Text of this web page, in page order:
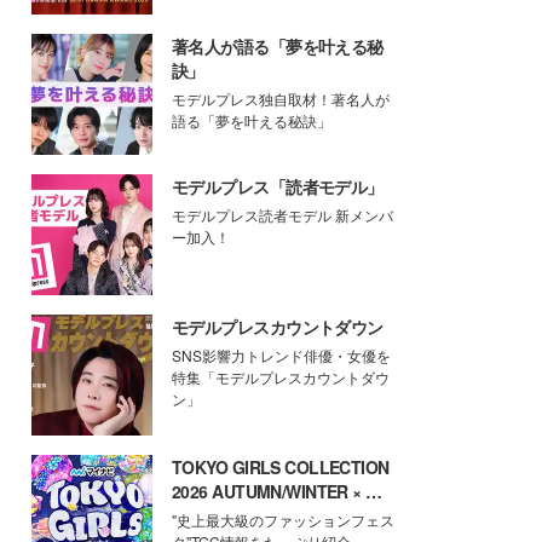
著名人が語る「夢を叶える秘
訣」
モデルプレス独自取材！著名人が
語る「夢を叶える秘訣」
モデルプレス「読者モデル」
モデルプレス読者モデル 新メンバ
ー加入！
モデルプレスカウントダウン
SNS影響力トレンド俳優・女優を
特集「モデルプレスカウントダウ
ン」
TOKYO GIRLS COLLECTION
2026 AUTUMN/WINTER × モ
デルプレス
"史上最大級のファッションフェス